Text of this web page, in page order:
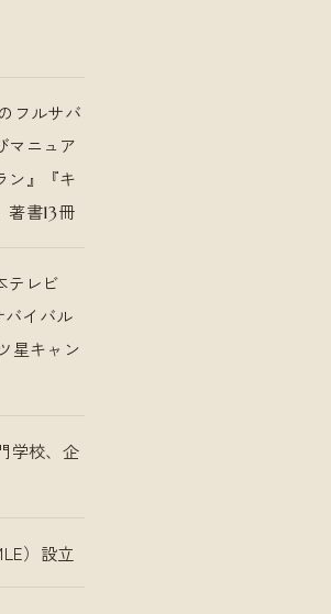
フルサバ
マニュア
ン』『キ
著書13冊
テレビ
バイバル
星キャン
学校、企
）設立